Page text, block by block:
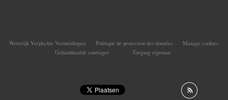
Wettelijk Verplichte Vermeldingen Politique de protection des données
Manage cookies
Gehandhaafde courtages
Toegang eigenaar